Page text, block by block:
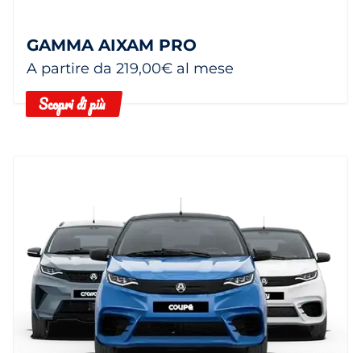
GAMMA AIXAM PRO
A partire da 219,00€ al mese
Scopri di più